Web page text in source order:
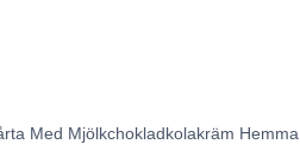
Med Mjölkchokladkolakräm Hemma